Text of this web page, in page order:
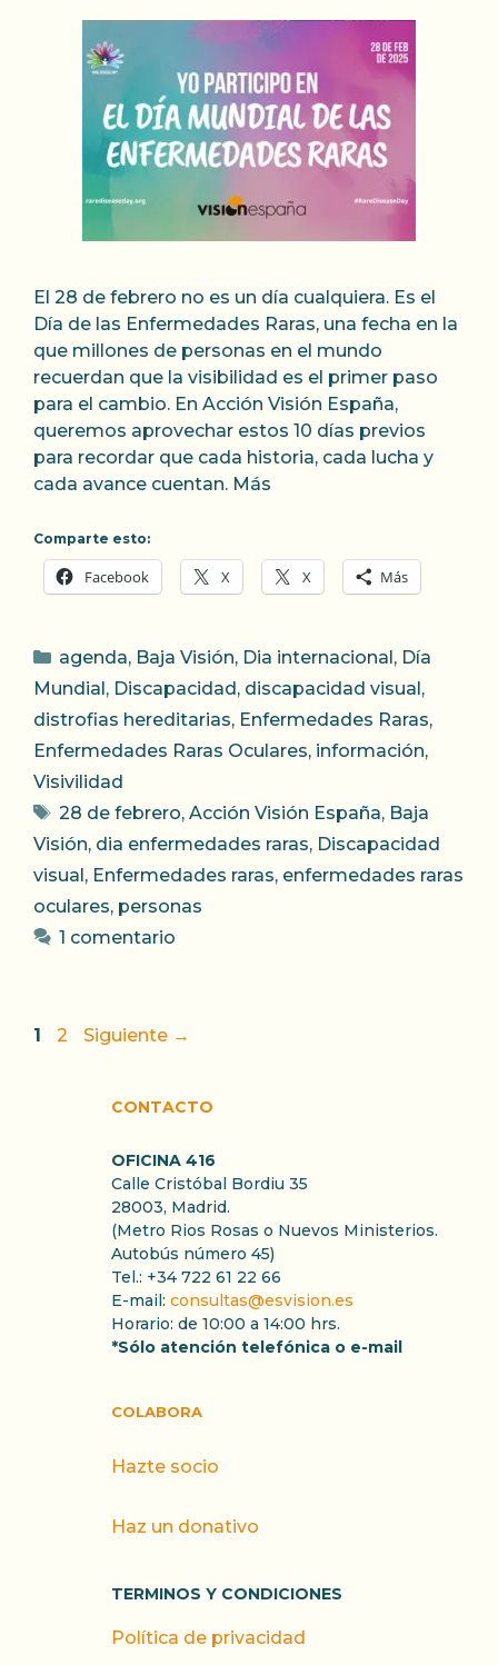
El 28 de febrero no es un día cualquiera. Es el
Día de las Enfermedades Raras, una fecha en la
que millones de personas en el mundo
recuerdan que la visibilidad es el primer paso
para el cambio. En Acción Visión España,
queremos aprovechar estos 10 días previos
para recordar que cada historia, cada lucha y
cada avance cuentan. Más
Comparte esto:
Facebook X X Más
Categorías
agenda, Baja Visión, Dia internacional , Día
Mundial , Discapacidad , discapacidad visual ,
distrofias hereditarias, Enfermedades Raras,
Enfermedades Raras Oculares, información,
Visivilidad
Etiquetas
28 de febrero, Acción Visión España, Baja
Visión, dia enfermedades raras, Discapacidad
visual , Enfermedades raras, enfermedades raras
oculares, personas
1 comentario
Página
1 Página
2 Siguiente →
CONTACTO
OFICINA 416
Calle Cristóbal Bordiu 35
28003, Madrid.
(Metro Rios Rosas o Nuevos Ministerios.
Autobús número 45)
Tel.: +34 722 61 22 66
E-mail: consultas@esvision.es
Horario: de 10:00 a 14:00 hrs.
*Sólo atención telefónica o e-mail
COLABORA
Hazte socio
Haz un donativo
TERMINOS Y CONDICIONES
Política de privacidad